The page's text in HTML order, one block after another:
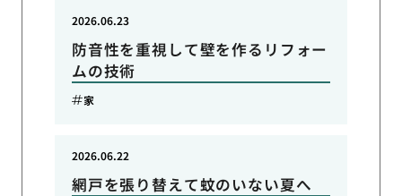
防音性を重視して壁を作るリフォー
ムの技術
2026.06.23
家
網戸を張り替えて蚊のいない夏へ
2026.06.22